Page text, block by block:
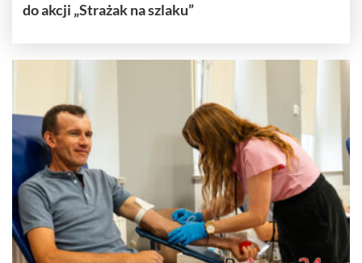
do akcji „Strażak na szlaku”